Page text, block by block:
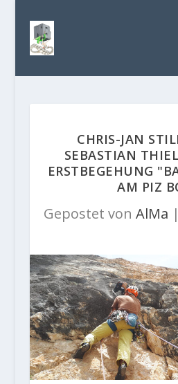
CHRIS-JAN
SEBASTIAN
ERSTBEGEHUNG
AM PIZ
Gepostet von AlMa |